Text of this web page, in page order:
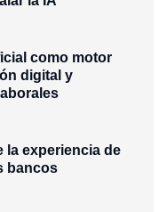
como motor
digital y
la experiencia de
bancos